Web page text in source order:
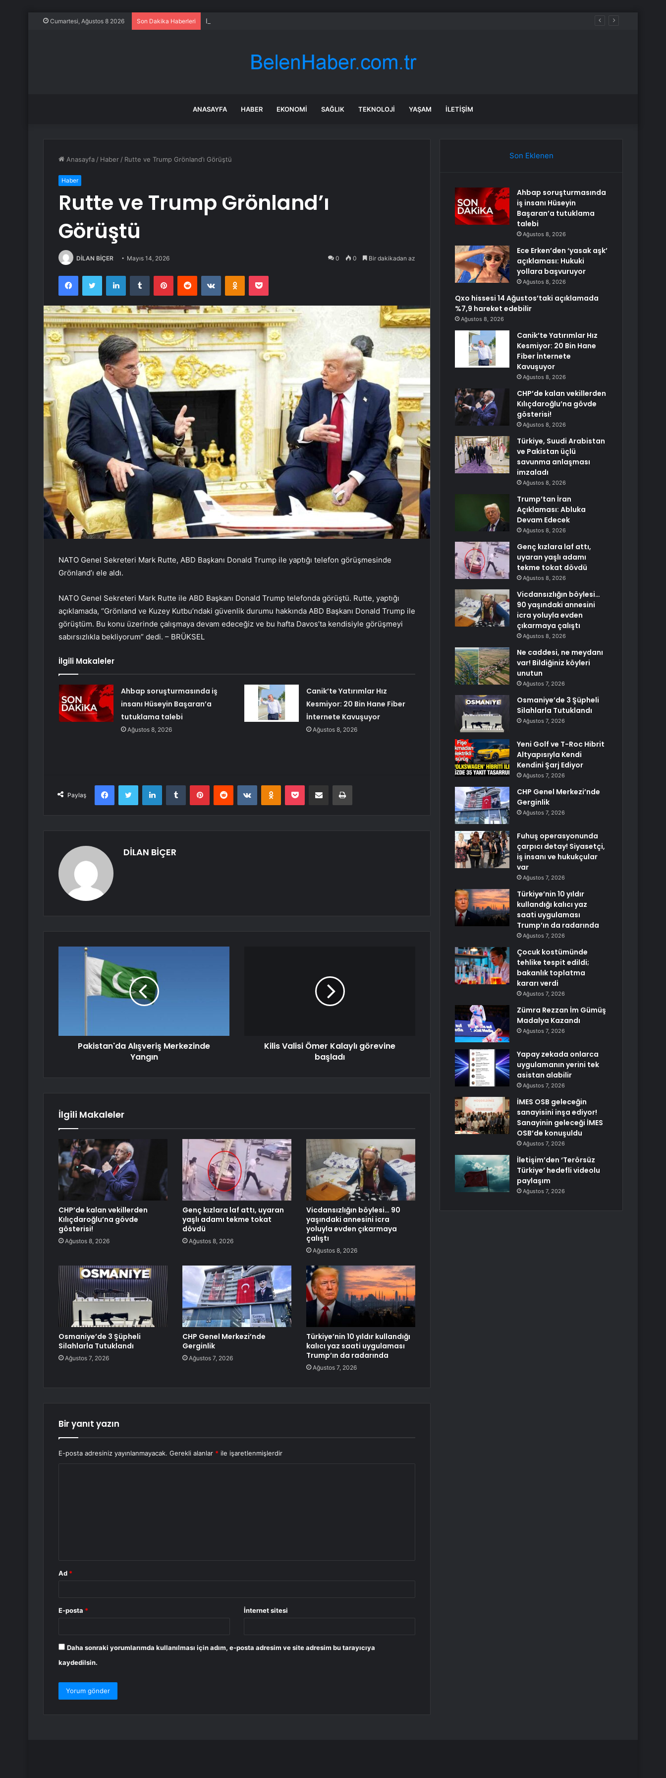
Cumartesi, Ağustos 8 2026 Son Dakika Haberleri Ece Erken’den ‘yasak aşk’ açıklaması: Hukuki yollara başvuruyor
ANASAYFA HABER EKONOMI SAĞLIK TEKNOLOJI YAŞAM İLETIŞIM
Anasayfa / Haber / Rutte ve Trump Grönland’ı Görüştü
Haber
Rutte ve Trump Grönland’ı
Görüştü
DİLAN BİÇER Mayıs 14, 2026 0 0 Bir dakikadan az
FacebookTwitter LinkedInTumblr PinterestReddit VKontakteOdnoklassniki
Pocket
NATO Genel Sekreteri Mark Rutte, ABD Başkanı Donald Trump ile yaptığı telefon görüşmesinde
Grönland’ı ele aldı.
NATO Genel Sekreteri Mark Rutte ile ABD Başkanı Donald Trump telefonda görüştü. Rutte, yaptığı
açıklamada, “Grönland ve Kuzey Kutbu’ndaki güvenlik durumu hakkında ABD Başkanı Donald Trump ile
görüştüm. Bu konu üzerinde çalışmaya devam edeceğiz ve bu hafta Davos’ta kendisiyle görüşmeyi
sabırsızlıkla bekliyorum” dedi. – BRÜKSEL
İlgili Makaleler
Ahbap soruşturmasında iş
insanı Hüseyin Başaran’a
tutuklama talebi
Ağustos 8, 2026
Canik’te Yatırımlar Hız
Kesmiyor: 20 Bin Hane Fiber
İnternete Kavuşuyor
Ağustos 8, 2026
Paylaş
FacebookTwitter LinkedInTumblr PinterestReddit VKontakteOdnoklassniki
Pocket E-Posta ile paylaş Yazdır
DİLAN BİÇER
Pakistan'da Alışveriş Merkezinde
Yangın
Kilis Valisi Ömer Kalaylı görevine
başladı
İlgili Makaleler
CHP’de kalan vekillerden
Kılıçdaroğlu’na gövde
gösterisi!
Ağustos 8, 2026
Genç kızlara laf attı, uyaran
yaşlı adamı tekme tokat
dövdü
Ağustos 8, 2026
Vicdansızlığın böylesi… 90
yaşındaki annesini icra
yoluyla evden çıkarmaya
çalıştı
Ağustos 8, 2026
Osmaniye’de 3 Şüpheli
Silahlarla Tutuklandı
Ağustos 7, 2026
CHP Genel Merkezi’nde
Gerginlik
Ağustos 7, 2026
Türkiye’nin 10 yıldır kullandığı
kalıcı yaz saati uygulaması
Trump’ın da radarında
Ağustos 7, 2026
Bir yanıt yazın
E-posta adresiniz yayınlanmayacak. Gerekli alanlar * ile işaretlenmişlerdir
Ad *
E-posta * İnternet sitesi
Daha sonraki yorumlarımda kullanılması için adım, e-posta adresim ve site adresim bu tarayıcıya
kaydedilsin.
Son Eklenen
Ahbap soruşturmasında
iş insanı Hüseyin
Başaran’a tutuklama
talebi
Ağustos 8, 2026
Ece Erken’den ‘yasak aşk’
açıklaması: Hukuki
yollara başvuruyor
Ağustos 8, 2026
Qxo hissesi 14 Ağustos’taki açıklamada
%7,9 hareket edebilir
Ağustos 8, 2026
Canik’te Yatırımlar Hız
Kesmiyor: 20 Bin Hane
Fiber İnternete
Kavuşuyor
Ağustos 8, 2026
CHP’de kalan vekillerden
Kılıçdaroğlu’na gövde
gösterisi!
Ağustos 8, 2026
Türkiye, Suudi Arabistan
ve Pakistan üçlü
savunma anlaşması
imzaladı
Ağustos 8, 2026
Trump’tan İran
Açıklaması: Abluka
Devam Edecek
Ağustos 8, 2026
Genç kızlara laf attı,
uyaran yaşlı adamı
tekme tokat dövdü
Ağustos 8, 2026
Vicdansızlığın böylesi…
90 yaşındaki annesini
icra yoluyla evden
çıkarmaya çalıştı
Ağustos 8, 2026
Ne caddesi, ne meydanı
var! Bildiğiniz köyleri
unutun
Ağustos 7, 2026
Osmaniye’de 3 Şüpheli
Silahlarla Tutuklandı
Ağustos 7, 2026
Yeni Golf ve T-Roc Hibrit
Altyapısıyla Kendi
Kendini Şarj Ediyor
Ağustos 7, 2026
CHP Genel Merkezi’nde
Gerginlik
Ağustos 7, 2026
Fuhuş operasyonunda
çarpıcı detay! Siyasetçi,
iş insanı ve hukukçular
var
Ağustos 7, 2026
Türkiye’nin 10 yıldır
kullandığı kalıcı yaz
saati uygulaması
Trump’ın da radarında
Ağustos 7, 2026
Çocuk kostümünde
tehlike tespit edildi;
bakanlık toplatma
kararı verdi
Ağustos 7, 2026
Zümra Rezzan İm Gümüş
Madalya Kazandı
Ağustos 7, 2026
Yapay zekada onlarca
uygulamanın yerini tek
asistan alabilir
Ağustos 7, 2026
İMES OSB geleceğin
sanayisini inşa ediyor!
Sanayinin geleceği İMES
OSB’de konuşuldu
Ağustos 7, 2026
İletişim’den ‘Terörsüz
Türkiye’ hedefli videolu
paylaşım
Ağustos 7, 2026